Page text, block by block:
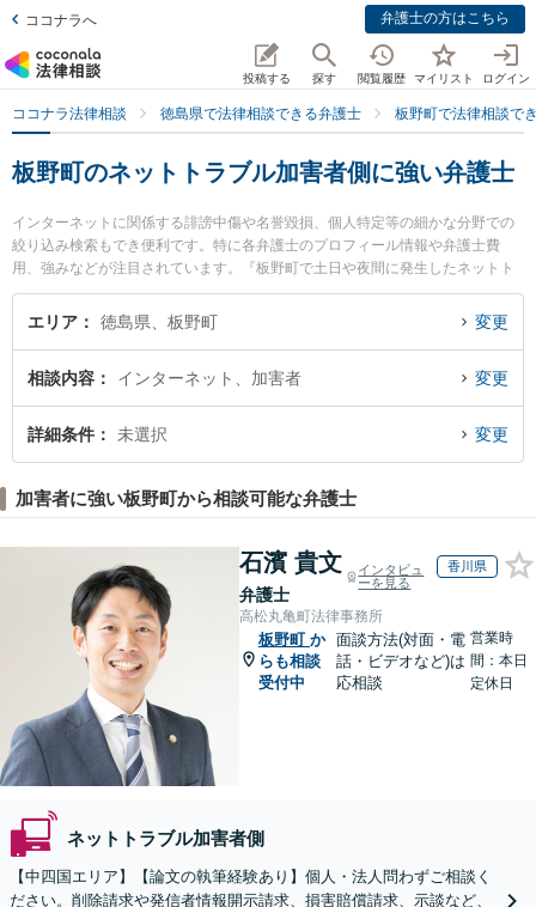
ココナラへ 弁護士の方はこちら
投稿する 探す 閲覧履歴 マイリスト ログイン
ココナラ法律相談 徳島県で法律相談できる弁護士 板野町で法律相談で
板野町のネットトラブル加害者側に強い弁護士
インターネットに関係する誹謗中傷や名誉毀損、個人特定等の細かな分野での
絞り込み検索もでき便利です。特に各弁護士のプロフィール情報や弁護士費
用、強みなどが注目されています。『板野町で土日や夜間に発生したネットト
ラブル加害者側のトラブルを今すぐに弁護士に相談したい』『ネットトラブル
加害者側のトラブル解決の実績豊富な近くの弁護士を検索したい』『初回相談
エリア 徳島県、板野町 変更
相談内容 インターネット、加害者 変更
詳細条件 未選択 変更
加害者に強い板野町から相談可能な弁護士
石濱 貴文
弁護士
インタビュ
ーを見る
香川県
高松丸亀町法律事務所
板野町 か
らも相談
受付中
面談方法(対面・電
話・ビデオなど)は
応相談
営業時
間：本日
定休日
ネットトラブル加害者側
【中四国エリア】【論文の執筆経験あり】個人・法人問わずご相談く
ださい。削除請求や発信者情報開示請求、損害賠償請求、示談など、